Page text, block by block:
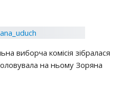
виборча комісія зібралася
на ньому Зоряна